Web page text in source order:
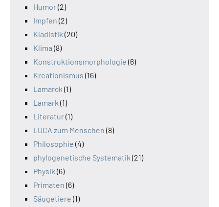
Humor(2)
Impfen (2)
Kladistik (20)
Klima (8)
Konstruktionsmorphologie (6)
Kreationismus (16)
Lamarck (1)
Lamark (1)
Literatur(1)
LUCA zum Menschen (8)
Philosophie (4)
phylogenetische Systematik (21)
Physik (6)
Primaten (6)
Säugetiere (1)